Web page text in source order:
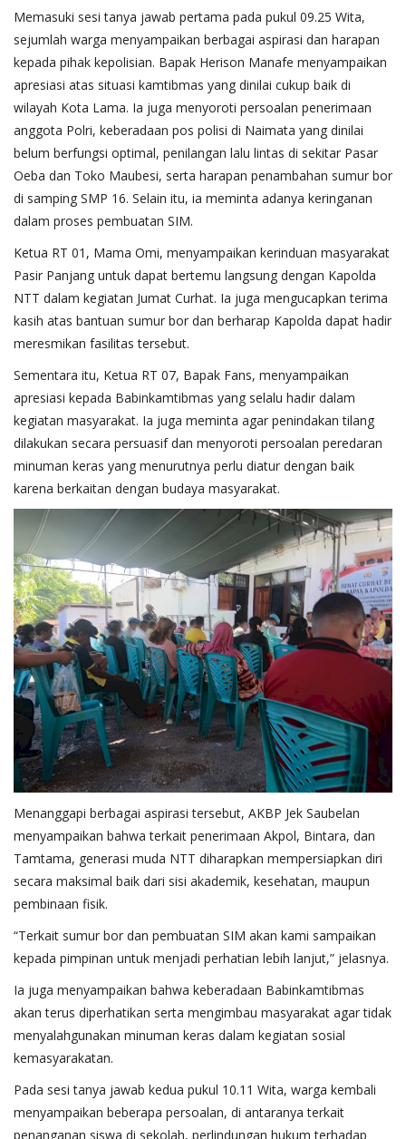
Memasuki sesi tanya jawab pertama pada pukul 09.25 Wita,
sejumlah warga menyampaikan berbagai aspirasi dan harapan
kepada pihak kepolisian. Bapak Herison Manafe menyampaikan
apresiasi atas situasi kamtibmas yang dinilai cukup baik di
wilayah Kota Lama. Ia juga menyoroti persoalan penerimaan
anggota Polri, keberadaan pos polisi di Naimata yang dinilai
belum berfungsi optimal, penilangan lalu lintas di sekitar Pasar
Oeba dan Toko Maubesi, serta harapan penambahan sumur bor
di samping SMP 16. Selain itu, ia meminta adanya keringanan
dalam proses pembuatan SIM.
Ketua RT 01, Mama Omi, menyampaikan kerinduan masyarakat
Pasir Panjang untuk dapat bertemu langsung dengan Kapolda
NTT dalam kegiatan Jumat Curhat. Ia juga mengucapkan terima
kasih atas bantuan sumur bor dan berharap Kapolda dapat hadir
meresmikan fasilitas tersebut.
Sementara itu, Ketua RT 07, Bapak Fans, menyampaikan
apresiasi kepada Babinkamtibmas yang selalu hadir dalam
kegiatan masyarakat. Ia juga meminta agar penindakan tilang
dilakukan secara persuasif dan menyoroti persoalan peredaran
minuman keras yang menurutnya perlu diatur dengan baik
karena berkaitan dengan budaya masyarakat.
Menanggapi berbagai aspirasi tersebut, AKBP Jek Saubelan
menyampaikan bahwa terkait penerimaan Akpol, Bintara, dan
Tamtama, generasi muda NTT diharapkan mempersiapkan diri
secara maksimal baik dari sisi akademik, kesehatan, maupun
pembinaan fisik.
“Terkait sumur bor dan pembuatan SIM akan kami sampaikan
kepada pimpinan untuk menjadi perhatian lebih lanjut,” jelasnya.
Ia juga menyampaikan bahwa keberadaan Babinkamtibmas
akan terus diperhatikan serta mengimbau masyarakat agar tidak
menyalahgunakan minuman keras dalam kegiatan sosial
kemasyarakatan.
Pada sesi tanya jawab kedua pukul 10.11 Wita, warga kembali
menyampaikan beberapa persoalan, di antaranya terkait
penanganan siswa di sekolah, perlindungan hukum terhadap